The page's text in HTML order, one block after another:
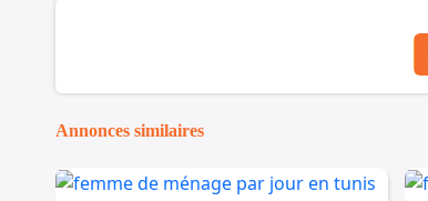
Annonces similaires